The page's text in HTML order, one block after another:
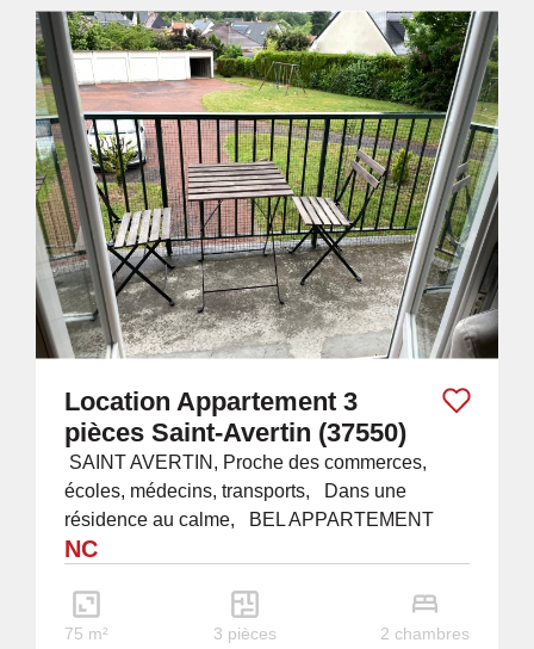
Location Appartement 3
pièces Saint-Avertin (37550)
SAINT AVERTIN, Proche des commerces,
écoles, médecins, transports, Dans une
résidence au calme, BEL APPARTEMENT
situé au 1er étage comprenant : un salon-séjour,
NC
75 m² 3 pièces 2 chambres